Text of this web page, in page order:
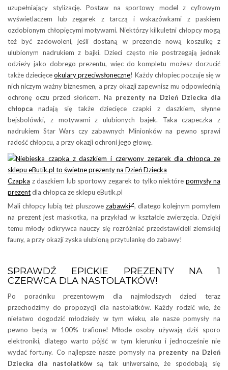
uzupełniający stylizację. Postaw na sportowy model z cyfrowym
wyświetlaczem lub zegarek z tarczą i wskazówkami z paskiem
ozdobionym chłopięcymi motywami. Niektórzy kilkuletni chłopcy mogą
też być zadowoleni, jeśli dostaną w prezencie nową koszulkę z
ulubionym nadrukiem z bajki. Dzieci często nie postrzegają jednak
odzieży jako dobrego prezentu, więc do kompletu możesz dorzucić
także dziecięceokulary przeciwsłoneczne! Każdy chłopiec poczuje się w
nich niczym ważny biznesmen, a przy okazji zapewnisz mu odpowiednią
ochronę oczu przed słońcem. Na prezenty na Dzień Dziecka dla
chłopca nadają się także dziecięce czapki z daszkiem, słynne
bejsbolówki, z motywami z ulubionych bajek. Taka czapeczka z
nadrukiem Star Wars czy zabawnych Minionków na pewno sprawi
radość chłopcu, a przy okazji ochroni jego głowę.
Czapka z daszkiem lub sportowy zegarek to tylko niektóre pomysły na
prezentdla chłopca ze sklepu eButik.pl
Mali chłopcy lubią też pluszowe zabawki , dlatego kolejnym pomyłem
na prezent jest maskotka, na przykład w kształcie zwierzęcia. Dzięki
temu młody odkrywca nauczy się rozróżniać przedstawicieli ziemskiej
fauny, a przy okazji zyska ulubioną przytulankę do zabawy!
SPRAWDŹ EPICKIE PREZENTY NA 1
CZERWCA DLA NASTOLATKÓW!
Po poradniku prezentowym dla najmłodszych dzieci teraz
przechodzimy do propozycji dla nastolatków. Każdy rodzić wie, że
niełatwo dogodzić młodzieży w tym wieku, ale nasze pomysły na
pewno będą w 100% trafione! Młode osoby używają dziś sporo
elektroniki, dlatego warto pójść w tym kierunku i jednocześnie nie
wydać fortuny. Co najlepsze nasze pomysły na prezenty na Dzień
Dziecka dla nastolatkówsą tak uniwersalne, że spodobają się